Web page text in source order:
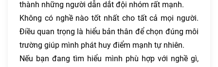
thành những người dẫn dắt đội nhóm rất mạnh.
Không có nghề nào tốt nhất cho tất cả mọi người.
Điều quan trọng là hiểu bản thân để chọn đúng môi
trường giúp mình phát huy điểm mạnh tự nhiên.
Nếu bạn đang tìm hiểu mình phù hợp với nghề gì,